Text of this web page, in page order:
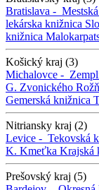
Bratislava -
lekárska knižnica
knižnica
Košický kraj (3)
Michalovce -
G. Zvonického
Gemerská knižnica
Nitriansky kraj (2)
Levice - Tekovská
K. Kmeťka Krajská
Prešovský kraj (5)